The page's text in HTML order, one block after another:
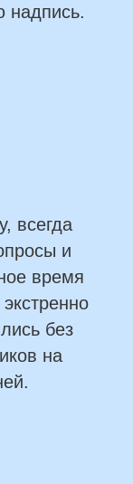
надпись.
всегда
и
время
без
на